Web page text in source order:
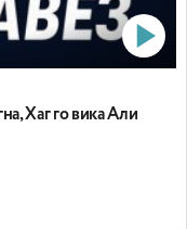
Хаг го вика Али